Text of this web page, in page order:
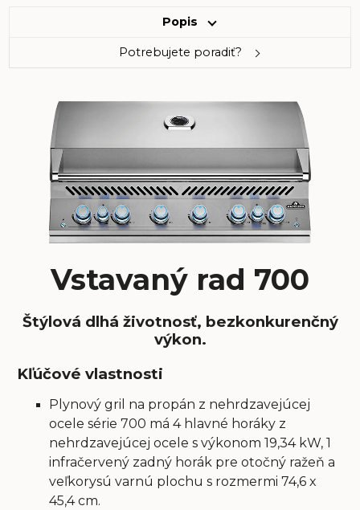
Popis
Potrebujete poradiť?
Vstavaný rad 700
Štýlová dlhá životnosť, bezkonkurenčný
výkon.
Kľúčové vlastnosti
Plynový gril na propán z nehrdzavejúcej
ocele série 700 má 4 hlavné horáky z
nehrdzavejúcej ocele s výkonom 19,34 kW, 1
infračervený zadný horák pre otočný ražeň a
veľkorysú varnú plochu s rozmermi 74,6 x
45,4 cm.